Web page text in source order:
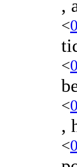
,
<
<
<
,
<